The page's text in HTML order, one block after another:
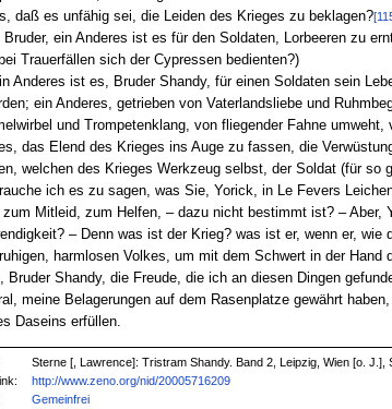
daß es unfähig sei, die Leiden des Krieges zu beklagen?
Bruder, ein Anderes ist es für den Soldaten, Lorbeeren zu
Trauerfällen sich der Cypressen bedienten?)
Anderes ist es, Bruder Shandy, für einen Soldaten sein
ein Anderes, getrieben von Vaterlandsliebe und
und Trompetenklang, von fliegender Fahne
das Elend des Krieges ins Auge zu fassen, die
welchen des Krieges Werkzeug selbst, der Soldat (für
ich es zu sagen, was Sie, Yorick, in Le Fevers
zum Mitleid, zum Helfen, – dazu nicht bestimmt ist? –
– Denn was ist der Krieg? was ist er, wenn er,
harmlosen Volkes, um mit dem Schwert in der
Bruder Shandy, die Freude, die ich an diesen Dingen
meine Belagerungen auf dem Rasenplatze gewährt
Daseins erfüllen.
Sterne [, Lawrence]: Tristram Shandy. Band 2, Leipzig, Wien [o. J.],
http://www.zeno.org/nid/20005716209
Gemeinfrei